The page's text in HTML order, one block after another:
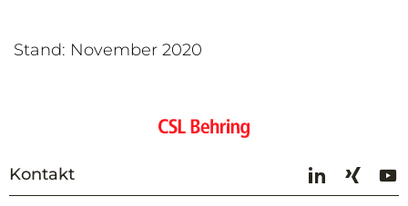
Stand: November 2020
Kontakt